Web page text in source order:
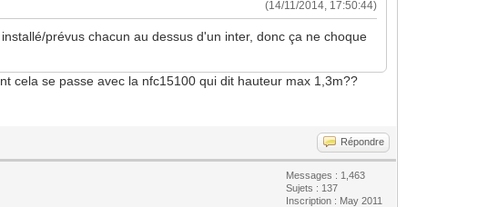
(14/11/2014, 17:50:44)
prévus chacun au dessus d'un inter, donc ça ne choque
cela se passe avec la nfc15100 qui dit hauteur max 1,3m??
Répondre
Messages : 1,463
Sujets : 137
Inscription : May 2011